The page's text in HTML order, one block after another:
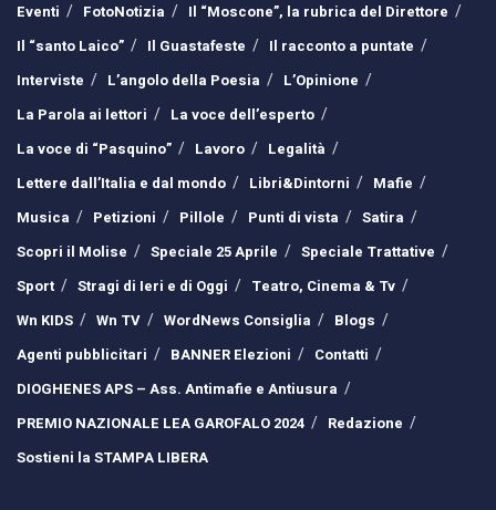
Eventi
FotoNotizia
Il “Moscone”, la rubrica del Direttore
Il “santo Laico”
Il Guastafeste
Il racconto a puntate
Interviste
L’angolo della Poesia
L’Opinione
La Parola ai lettori
La voce dell’esperto
La voce di “Pasquino”
Lavoro
Legalità
Lettere dall’Italia e dal mondo
Libri&Dintorni
Mafie
Musica
Petizioni Pillole Punti di vista
Satira
Scopri il Molise
Speciale 25 Aprile
Speciale Trattative
Sport
Stragi di Ieri e di Oggi
Teatro, Cinema & Tv
Wn KIDS
Wn TV WordNews Consiglia
Blogs
Agenti pubblicitari
BANNER Elezioni
Contatti
DIOGHENES APS – Ass. Antimafie e Antiusura
PREMIO NAZIONALE LEA GAROFALO 2024
Redazione
Sostieni la STAMPA LIBERA